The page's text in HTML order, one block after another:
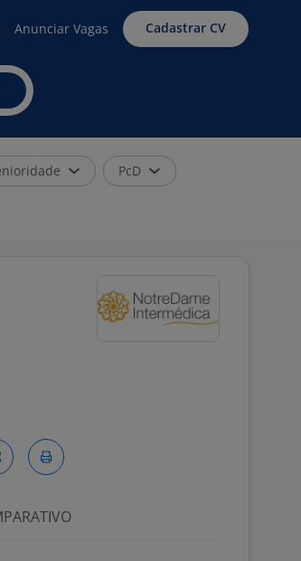
Anunciar Vagas Cadastrar CV
PcD